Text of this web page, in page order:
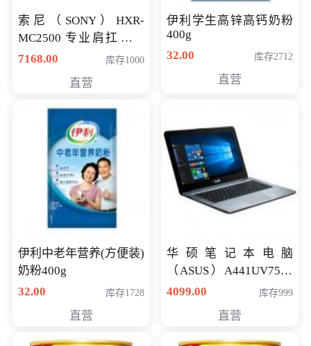
索尼（SONY）HXR-
MC2500 专业肩扛式存
储卡全高清摄录一体机
清入门级摄像机
7168.00 库存1000
直营
伊利学生高锌高钙奶粉
400g
32.00
库存2712
直营
伊利中老年营养(方便装)
奶粉400g
32.00
库存1728
直营
华硕笔记本电脑
（ASUS）A441UV7500
顽石（7代i7-7500U 4G
4099.00 库存999
直营